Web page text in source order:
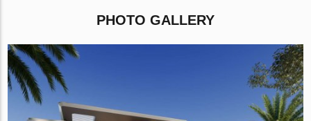
PHOTO GALLERY